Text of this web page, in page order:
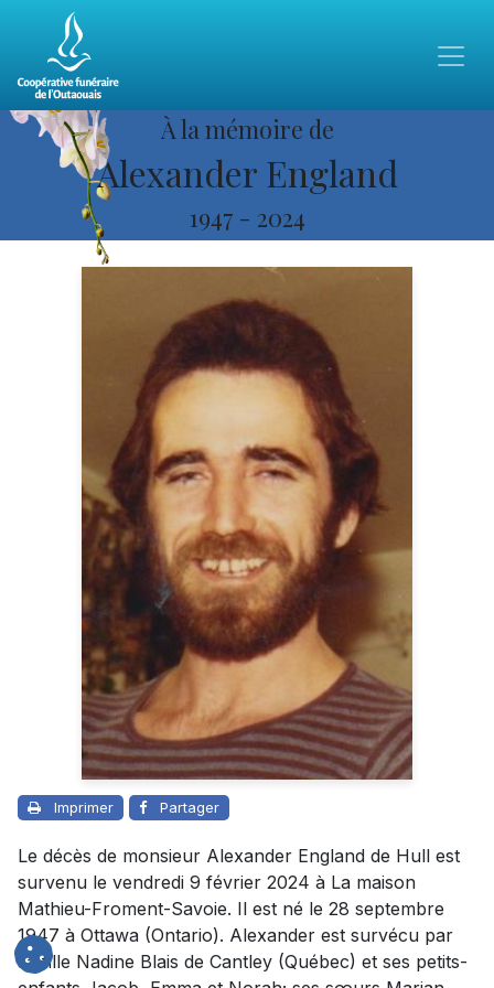
À la mémoire de
Alexander England
1947 - 2024
Imprimer Partager
Le décès de monsieur Alexander England de Hull est
survenu le vendredi 9 février 2024 à La maison
Mathieu-Froment-Savoie. Il est né le 28 septembre
1947 à Ottawa (Ontario). Alexander est survécu par
sa fille Nadine Blais de Cantley (Québec) et ses petits-